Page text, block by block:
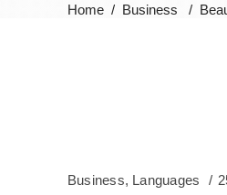
Home / Business /
Business, Languages